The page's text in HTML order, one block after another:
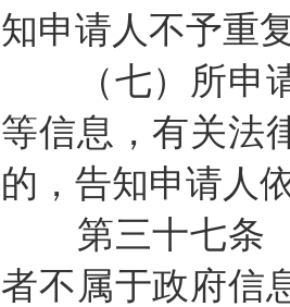
知申请人不予重
（七）所申请
等信息，有关法
的，告知申请人
第三十七条
者不属于政府信